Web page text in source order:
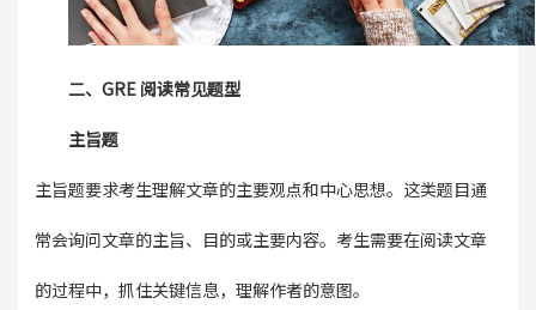
二、GRE 阅读常见题型
主旨题
主旨题要求考生理解文章的主要观点和中心思想。这类题目通
常会询问文章的主旨、目的或主要内容。考生需要在阅读文章
的过程中，抓住关键信息，理解作者的意图。